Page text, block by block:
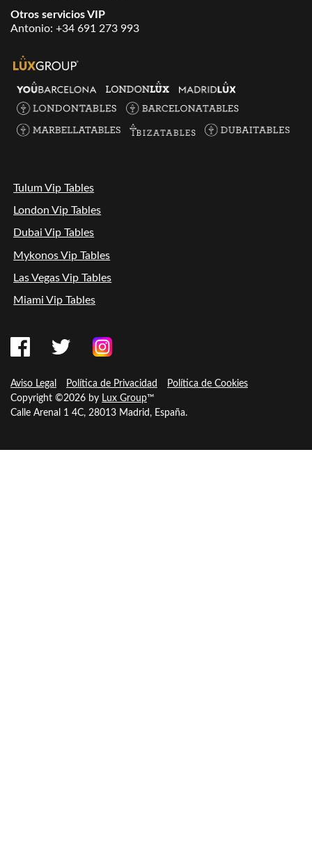
Otros servicios VIP
Antonio: +34 691 273 993
Tulum Vip Tables
London Vip Tables
Dubai Vip Tables
Mykonos Vip Tables
Las Vegas Vip Tables
Miami Vip Tables
Aviso Legal Política de Privacidad
Política de Cookies
Copyright ©2026 by Lux Group™
Calle Arenal 1 4C, 28013 Madrid, España.